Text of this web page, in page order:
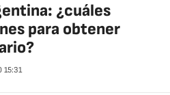
¿cuáles
para obtener
15:31